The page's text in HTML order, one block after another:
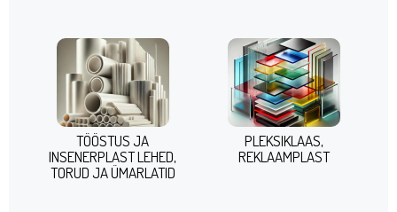
TÖÖSTUS JA
INSENERPLAST LEHED,
TORUD JA ÜMARLATID
PLEKSIKLAAS,
REKLAAMPLAST